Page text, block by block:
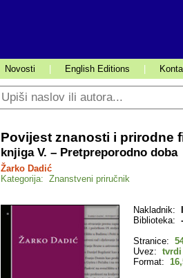
Novosti English Editions
Povijest znanosti i prirodne
knjiga V. – Pretpreporodno doba
Žarko Dadić
Kategorija: Znanstveni priručnik
Nakladnik:
Biblioteka:
Stranice:
Uvez: tvrdi
Format: